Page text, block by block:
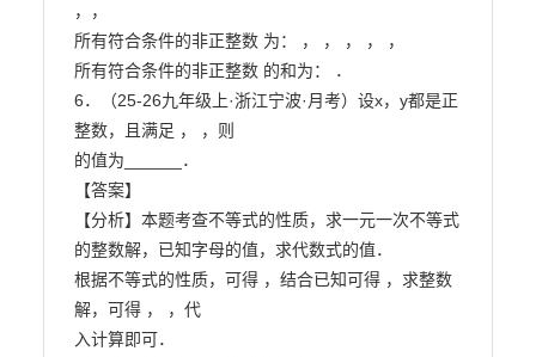
，，
所有符合条件的非正整数 为： ， ， ， ， ，
所有符合条件的非正整数 的和为： ．
6．（25-26九年级上·浙江宁波·月考）设x，y都是正
整数，且满足 ， ，则
的值为______．
【答案】
【分析】本题考查不等式的性质，求一元一次不等式
的整数解，已知字母的值，求代数式的值．
根据不等式的性质，可得 ，结合已知可得 ，求整数
解，可得 ， ，代
入计算即可．